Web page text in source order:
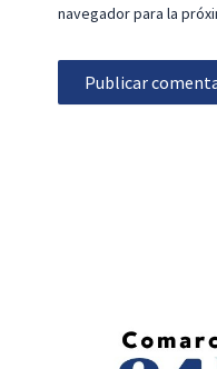
navegador para la